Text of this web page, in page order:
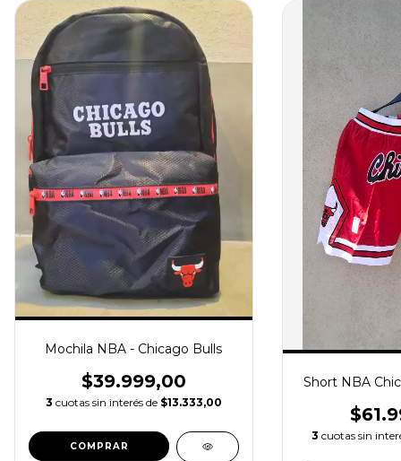
Mochila NBA - Chicago Bulls
$39.999,00
3 cuotas sin interés de $13.333,00
COMPRAR
Short NBA
3 cuotas sin